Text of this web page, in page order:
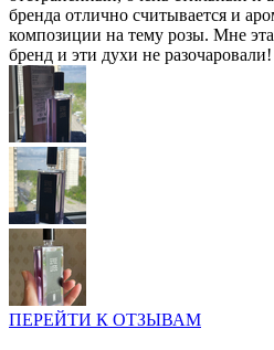
бренда отлично считывается и
композиции на тему розы. Мне
бренд и эти духи не разочаровали!
ПЕРЕЙТИ К ОТЗЫВАМ